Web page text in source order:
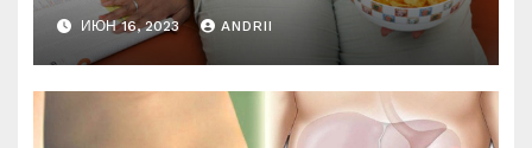
колобка! Так вот в чем дело!
ИЮН 16, 2023 ANDRII